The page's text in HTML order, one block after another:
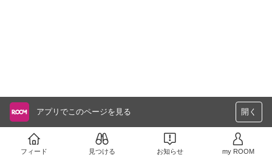
アプリでこのページを見る 開く
フィード 見つける お知らせ my ROOM